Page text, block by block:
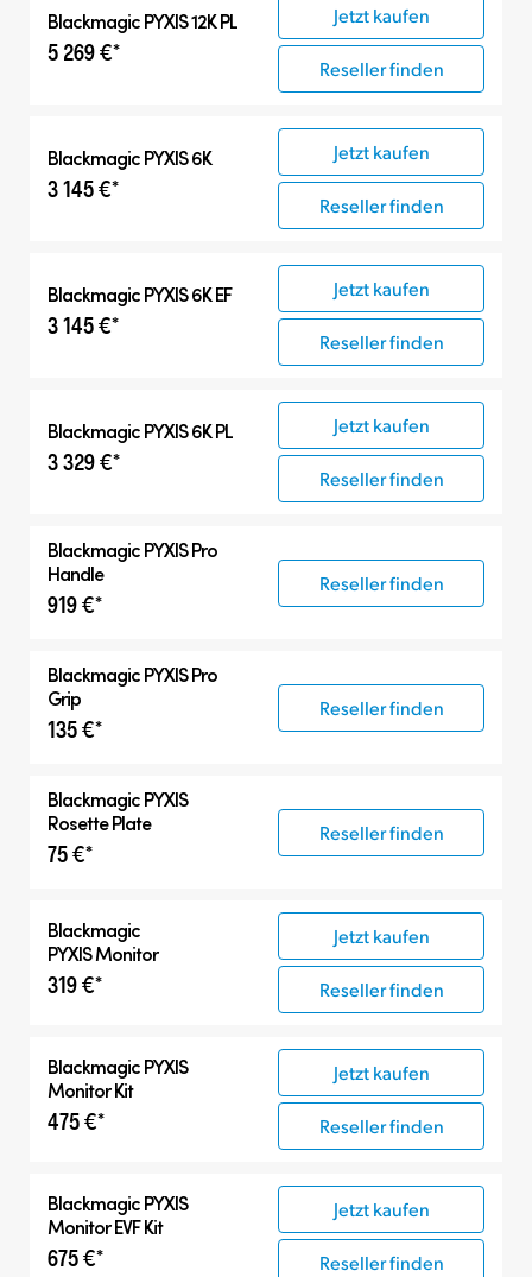
Blackmagic PYXIS 12K PL
5 269 €*
Jetzt kaufen
Reseller finden
Blackmagic PYXIS 6K
3 145 €*
Jetzt kaufen
Reseller finden
Blackmagic PYXIS 6K EF
3 145 €*
Jetzt kaufen
Reseller finden
Blackmagic PYXIS 6K PL
3 329 €*
Jetzt kaufen
Reseller finden
Blackmagic PYXIS Pro
Handle
919 €*
Reseller finden
Blackmagic PYXIS Pro
Grip
135 €*
Reseller finden
Blackmagic PYXIS
Rosette Plate
75 €*
Reseller finden
Blackmagic
PYXIS Monitor
319 €*
Jetzt kaufen
Reseller finden
Blackmagic PYXIS
Monitor Kit
475 €*
Jetzt kaufen
Reseller finden
Blackmagic PYXIS
Monitor EVF Kit
675 €*
Jetzt kaufen
Reseller finden